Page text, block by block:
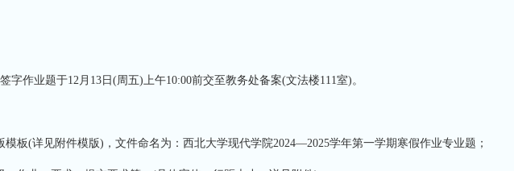
作业题于12月13日(周五)上午10:00前交至教务处备案(文法楼111室)。
(详见附件模版)，文件命名为：西北大学现代学院2024—2025学年第一学期寒假作业专业题；